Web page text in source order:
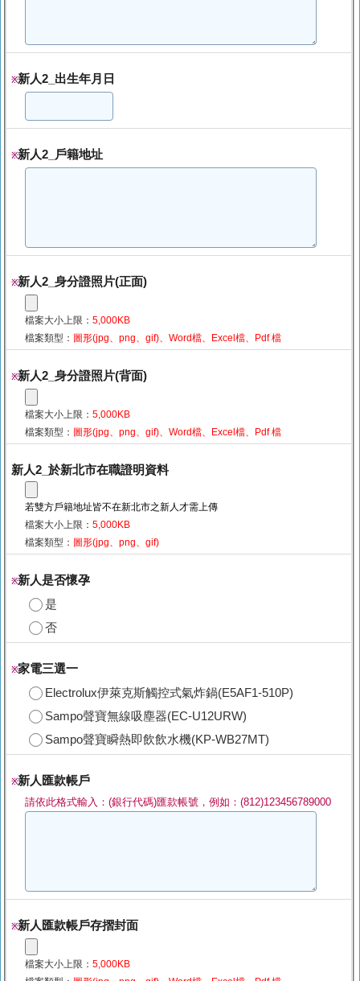
※新人2_出生年月日
※新人2_戶籍地址
※新人2_身分證照片(正面)
檔案大小上限： 5,000KB
檔案類型： 圖形(jpg、png、gif)、Word檔、Excel檔、Pdf 檔
※新人2_身分證照片(背面)
檔案大小上限： 5,000KB
檔案類型： 圖形(jpg、png、gif)、Word檔、Excel檔、Pdf 檔
新人2_於新北市在職證明資料
若雙方戶籍地址皆不在新北市之新人才需上傳
檔案大小上限： 5,000KB
檔案類型： 圖形(jpg、png、gif)
※新人是否懷孕
是
否
※家電三選一
Electrolux伊萊克斯觸控式氣炸鍋(E5AF1-510P)
Sampo聲寶無線吸塵器(EC-U12URW)
Sampo聲寶瞬熱即飲飲水機(KP-WB27MT)
※新人匯款帳戶
請依此格式輸入：(銀行代碼)匯款帳號，例如：(812)123456789000
※新人匯款帳戶存摺封面
檔案大小上限： 5,000KB